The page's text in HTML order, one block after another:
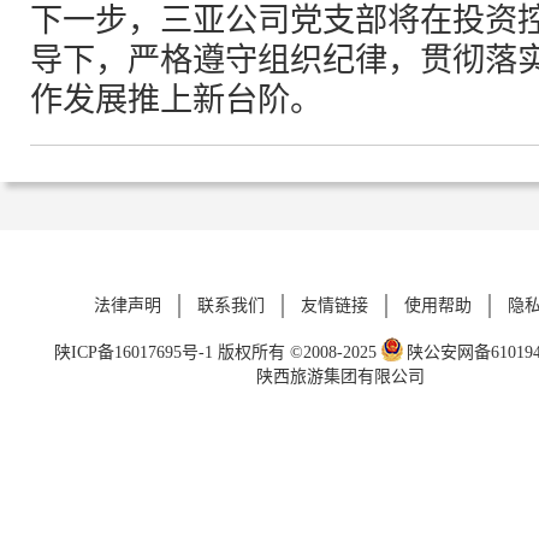
下一步，三亚公司党支部将在投资
导下，严格遵守组织纪律，贯彻落
作发展推上新台阶。
法律声明 联系我们 友情链接 使用帮助 隐
陕ICP备16017695号-1 版权所有 ©2008-2025
陕公安网备
陕西旅游集团有限公司